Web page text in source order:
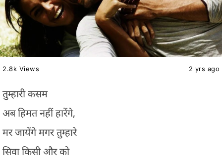
2.8k Views 2 yrs ago
तुम्हारी कसम
अब हिमत नहीं हारेंगे,
मर जायेंगे मगर तुम्हारे
सिवा किसी और को